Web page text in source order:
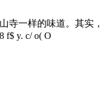
寺一样的味道。其实，
8 f$ y. c/ o( O